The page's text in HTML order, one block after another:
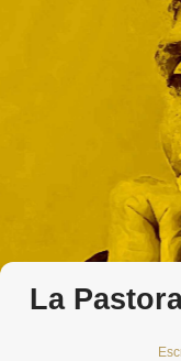
La